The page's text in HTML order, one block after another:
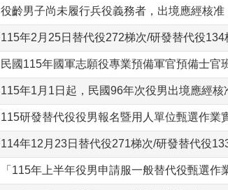
役齡男子尚未履行兵役義務者，出境應經核准
115年2月25日替代役272梯次/研發替代役
民國115年國軍志願役專業預備軍官預備士官
115年1月1日起，民國96年次役男出境應經核
115研發替代役役男報名暨用人單位甄選作業
114年12月23日替代役271梯次/研發替代役
「115年上半年役男申請服一般替代役甄選作